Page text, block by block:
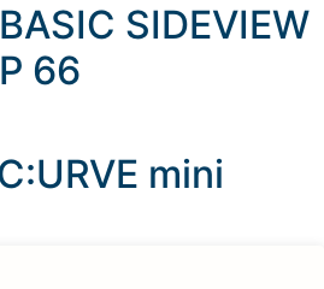
SIDEVIEW
66
mini